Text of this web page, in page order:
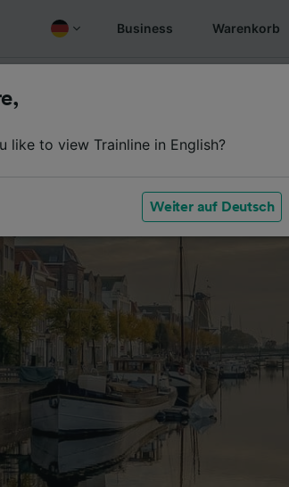
Business Warenkorb
like to view Trainline in English?
Weiter auf Deutsch